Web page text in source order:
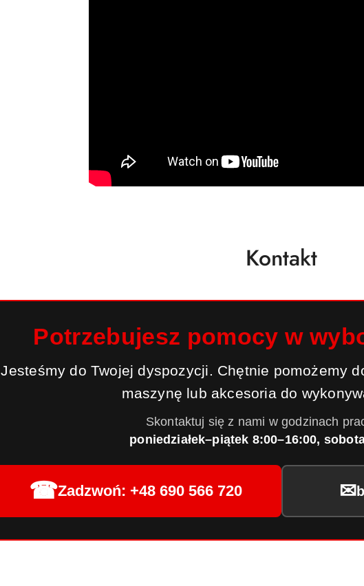
Kontakt
Potrzebujesz pomocy w
Jesteśmy do Twojej dyspozycji. Chętnie pomożemy
maszynę lub akcesoria do
Skontaktuj się z nami w godzinach
poniedziałek–piątek 8:00–16:00,
☎Zadzwoń: +48 690 566 720 ✉